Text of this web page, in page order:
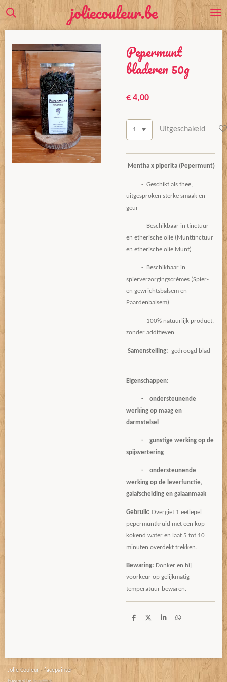
Ga
de
hoofdinhoud
joliecouleur.be
Pepermunt
bladeren 50g
€ 4,00
Uitgeschakeld
Mentha x piperita (Pepermunt)
- Geschikt als thee,
uitgesproken sterke smaak en
geur
- Beschikbaar in tinctuur
en etherische olie (Munttinctuur
en etherische olie Munt)
- Beschikbaar in
spierverzorgingscrèmes (Spier-
en gewrichtsbalsem en
Paardenbalsem)
- 100% natuurlijk product,
zonder additieven
Samenstelling: gedroogd blad
Eigenschappen:
-
ondersteunende
werking op maag en
darmstelsel
- gunstige werking op de
spijsvertering
- ondersteunende
werking op de leverfunctie,
galafscheiding en galaanmaak
Gebruik: Overgiet 1 eetlepel
pepermuntkruid met een kop
kokend water en laat 5 tot 10
minuten overdekt trekken.
Bewaring: Donker en bij
voorkeur op gelijkmatig
temperatuur bewaren.
D
D
S
D
Jolie Couleur - facepainter